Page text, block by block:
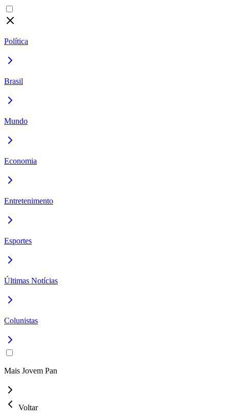
Política
Brasil
Mundo
Economia
Entretenimento
Esportes
Últimas Notícias
Colunistas
Mais Jovem Pan
Voltar